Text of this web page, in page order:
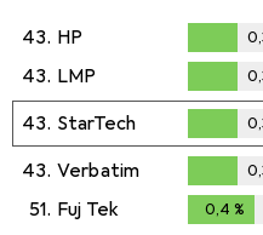
43. HP
0,3%
43. LMP
0,3%
43. StarTech
0,3%
43. Verbatim
0,3%
51. Fuj Tek 0,4 %